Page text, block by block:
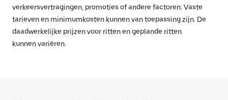
verkeersvertragingen, promoties of andere factoren. Vaste
tarieven en minimumkosten kunnen van toepassing zijn. De
daadwerkelijke prijzen voor ritten en geplande ritten
kunnen variëren.